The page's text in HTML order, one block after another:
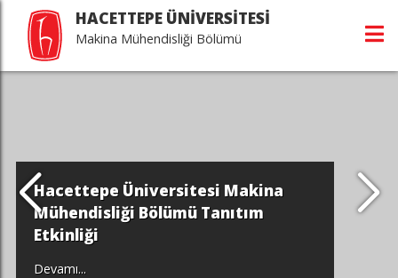
HACETTEPE ÜNİVERSİTESİ
Makina Mühendisliği Bölümü
Hacettepe Üniversitesi Makina
Mühendisliği Bölümü Tanıtım
Etkinliği
Devamı...